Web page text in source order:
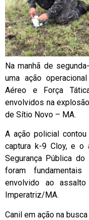
Na manhã de
uma ação
Aéreo e Força
envolvidos na
de Sítio Novo – MA.
A ação policial
captura k-9 Cloy, e o
Segurança Pública do
foram
envolvido ao
Imperatriz/MA.
Canil em ação na